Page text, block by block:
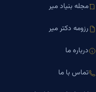
مجله بنیاد میر
رزومه دکتر میر
درباره ما
تماس با ما